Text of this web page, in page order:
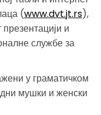
(www.dvt.jt.rs),
и
службе за
у граматичком
мушки и женски